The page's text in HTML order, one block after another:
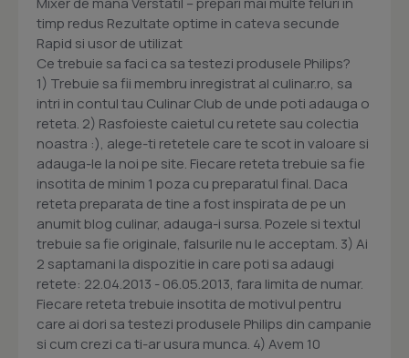
timp redus Rezultate optime in cateva secunde
Rapid si usor de utilizat
Ce trebuie sa faci ca sa testezi produsele Philips?
1) Trebuie sa fii membru inregistrat al culinar.ro, sa
intri in contul tau Culinar Club de unde poti adauga o
reteta. 2) Rasfoieste caietul cu retete sau colectia
noastra :), alege-ti retetele care te scot in valoare si
adauga-le la noi pe site. Fiecare reteta trebuie sa fie
insotita de minim 1 poza cu preparatul final. Daca
reteta preparata de tine a fost inspirata de pe un
anumit blog culinar, adauga-i sursa. Pozele si textul
trebuie sa fie originale, falsurile nu le acceptam. 3) Ai
2 saptamani la dispozitie in care poti sa adaugi
retete: 22.04.2013 - 06.05.2013, fara limita de numar.
Fiecare reteta trebuie insotita de motivul pentru
care ai dori sa testezi produsele Philips din campanie
si cum crezi ca ti-ar usura munca. 4) Avem 10